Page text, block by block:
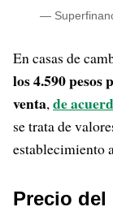
—
En casas de
los 4.590
venta,de
se trata de
establecimiento
Precio